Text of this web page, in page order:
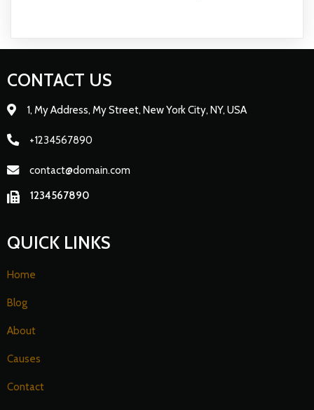
CONTACT US
1, My Address, My Street, New York City, NY, USA
+1234567890
contact@domain.com
1234567890
QUICK LINKS
Home
Blog
About
Causes
Contact